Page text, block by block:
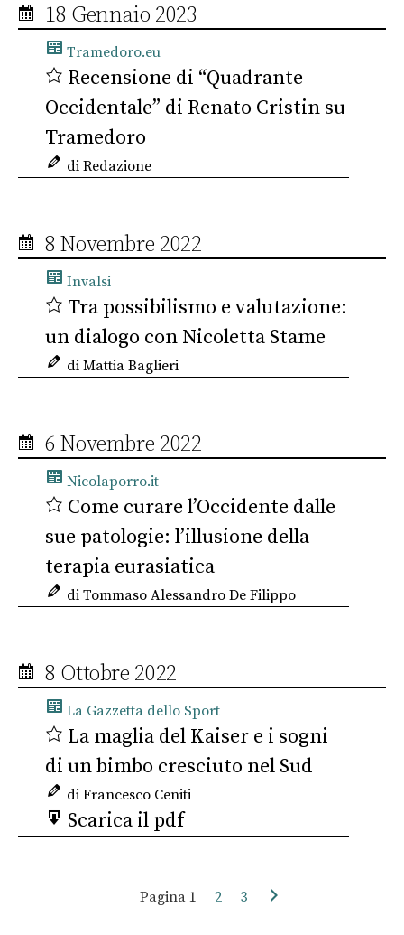
18 Gennaio 2023
Tramedoro.eu
Recensione di “Quadrante
Occidentale” di Renato Cristin su
Tramedoro
di Redazione
8 Novembre 2022
Invalsi
Tra possibilismo e valutazione:
un dialogo con Nicoletta Stame
di Mattia Baglieri
6 Novembre 2022
Nicolaporro.it
Come curare l’Occidente dalle
sue patologie: l’illusione della
terapia eurasiatica
di Tommaso Alessandro De Filippo
8 Ottobre 2022
La Gazzetta dello Sport
La maglia del Kaiser e i sogni
di un bimbo cresciuto nel Sud
di Francesco Ceniti
Scarica il pdf
Pagina 1 2 3